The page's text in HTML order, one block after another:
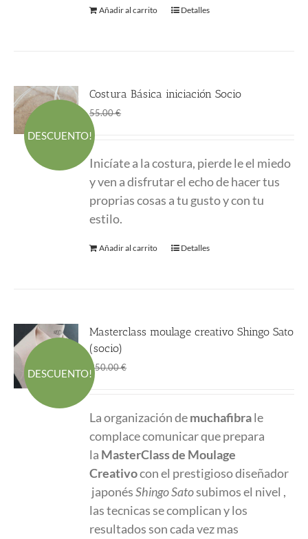
Añadir al carrito Detalles
DESCUENTO!
Costura Básica iniciación Socio
55.00€
era:
55.00 €.
es:
45.00 €.
Inicíate a la costura, pierde le el miedo
y ven a disfrutar el echo de hacer tus
proprias cosas a tu gusto y con tu
estilo.
Añadir al carrito Detalles
DESCUENTO!
Masterclass moulage creativo Shingo Sato
(socio)
350.00€
era:
350.00 €.
es:
280.00 €.
La organización demuchafibrale
complace comunicar que prepara
la MasterClassde Moulage
Creativocon el prestigioso diseñador
japonésShingo Satosubimos el nivel ,
las tecnicas se complican y los
resultados son cada vez mas